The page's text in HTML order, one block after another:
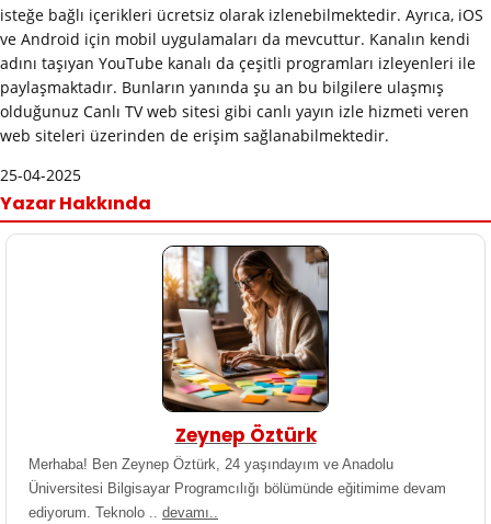
isteğe bağlı içerikleri ücretsiz olarak izlenebilmektedir. Ayrıca, iOS
ve Android için mobil uygulamaları da mevcuttur. Kanalın kendi
adını taşıyan YouTube kanalı da çeşitli programları izleyenleri ile
paylaşmaktadır. Bunların yanında şu an bu bilgilere ulaşmış
olduğunuz Canlı TV web sitesi gibi canlı yayın izle hizmeti veren
web siteleri üzerinden de erişim sağlanabilmektedir.
25-04-2025
Yazar Hakkında
Zeynep Öztürk
Merhaba! Ben Zeynep Öztürk, 24 yaşındayım ve Anadolu
Üniversitesi Bilgisayar Programcılığı bölümünde eğitimime devam
ediyorum. Teknolo .. devamı..